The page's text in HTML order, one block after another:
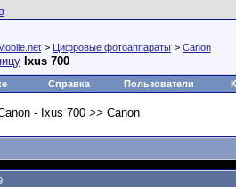
> Цифровые фотоаппараты > Canon
Ixus 700
Справка Пользователи
- Ixus 700 >> Canon